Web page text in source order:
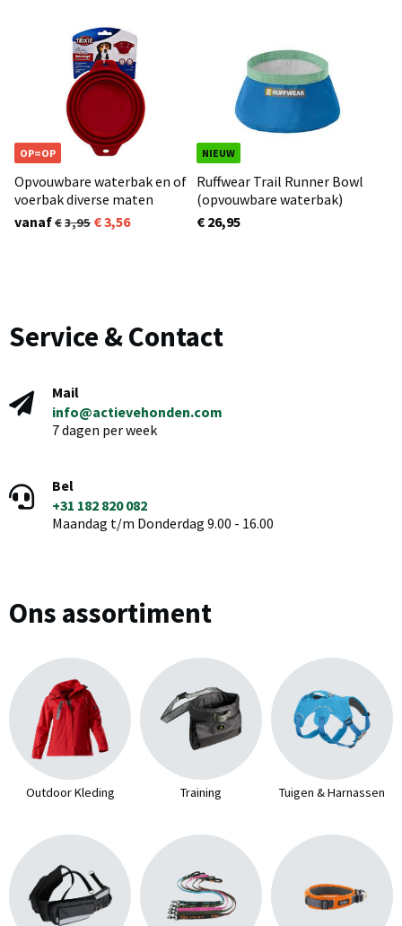
OP=OP
Opvouwbare waterbak en of
voerbak diverse maten
vanaf
3,95 3,56
NIEUW
Ruffwear Trail Runner Bowl
(opvouwbare waterbak)
€ 26,95
Service & Contact
Mail
info@actievehonden.com
7 dagen per week
Bel
+31 182 820 082
Maandag t/m Donderdag 9.00 - 16.00
Ons assortiment
Outdoor Kleding Training Tuigen & Harnassen